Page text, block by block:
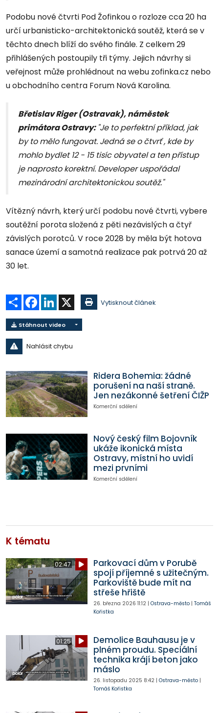
Podobu nové čtvrti Pod Žofinkou o rozloze cca 20 ha
určí urbanisticko-architektonická soutěž, která se v
těchto dnech blíží do svého finále. Z celkem 29
přihlášených postoupily tři týmy. Jejich návrhy si
veřejnost může prohlédnout na webu zofinka.cz nebo
u obchodního centra Forum Nová Karolina.
Břetislav Riger (Ostravak), náměstek
primátora Ostravy: "Je to perfektní příklad, jak
by to mělo fungovat. Jedná se o čtvrť , kde by
mohlo bydlet 12 - 15 tisíc obyvatel a ten přístup
je naprosto korektní. Developer uspořádal
mezinárodní architektonickou soutěž."
Vítězný návrh, který určí podobu nové čtvrti, vybere
soutěžní porota složená z pěti nezávislých a čtyř
závislých porotců. V roce 2028 by měla být hotova
sanace území a samotná realizace pak potrvá 20 až
30 let.
Sdílet Facebook
LinkedIn Vytisknout článek
Stáhnout video
Nahlásit chybu
Ridera Bohemia: žádné
porušení na naší straně.
Jen nezákonné šetření ČIŽP
Komerční sdělení
Nový český film Bojovník
ukáže ikonická místa
Ostravy, místní ho uvidí
mezi prvními
Komerční sdělení
K tématu
02:47
Parkovací dům v Porubě
spojí příjemné s užitečným.
Parkoviště bude mít na
střeše hřiště
26. března 2026 11:12| Ostrava-město| Tomáš
Kořistka
01:25
Demolice Bauhausu je v
plném proudu. Speciální
technika krájí beton jako
máslo
26. listopadu 2025 8:42| Ostrava-město|
Tomáš Kořistka